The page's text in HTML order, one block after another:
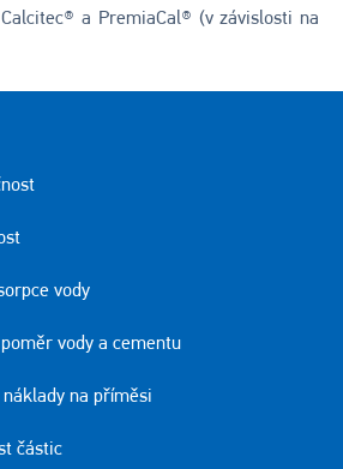
a PremiaCal® (v závislosti na
vody
vody a cementu
na příměsi
částic